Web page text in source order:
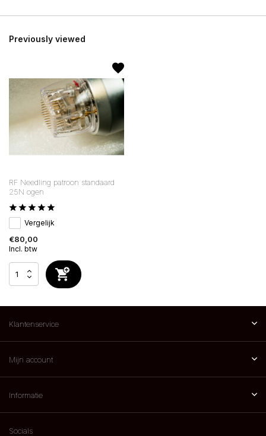
Previously viewed
RF Needling patroon standaard
25N ogen
Vergelijk
€80,00
Incl. btw
Klantenservice
Mijn account
Informatie
Socials